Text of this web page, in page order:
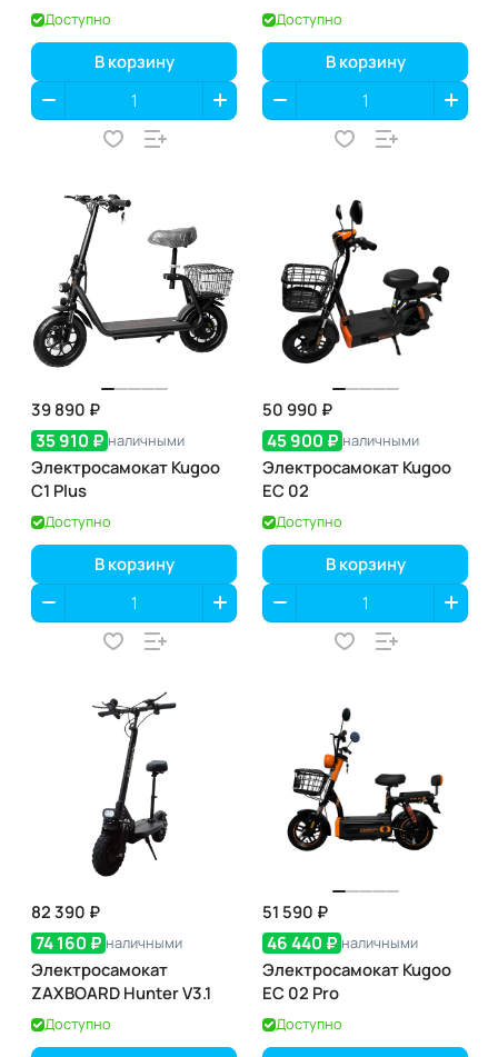
Доступно
В корзину
Доступно
В корзину
39 890 ₽
35 910 ₽ наличными
Электросамокат Kugoo
C1 Plus
Доступно
В корзину
50 990 ₽
45 900 ₽ наличными
Электросамокат Kugoo
EC 02
Доступно
В корзину
82 390 ₽
74 160 ₽ наличными
Электросамокат
ZAXBOARD Hunter V3.1
Доступно
51 590 ₽
46 440 ₽ наличными
Электросамокат Kugoo
EC 02 Pro
Доступно